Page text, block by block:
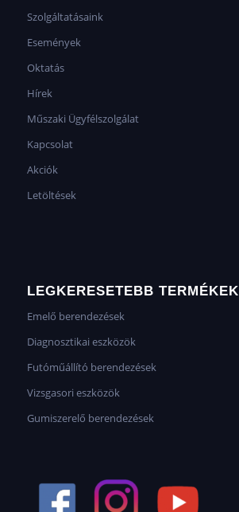
Szolgáltatásaink
Események
Oktatás
Hírek
Műszaki Ügyfélszolgálat
Kapcsolat
Akciók
Letöltések
LEGKERESETEBB TERMÉKEK
Emelő berendezések
Diagnosztikai eszközök
Futóműállító berendezések
Vizsgasori eszközök
Gumiszerelő berendezések